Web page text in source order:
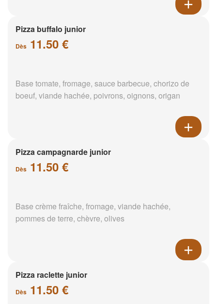
Pizza buffalo junior
Dès 11.50 €
Base tomate, fromage, sauce barbecue, chorizo de
boeuf, viande hachée, poivrons, oignons, origan
Pizza campagnarde junior
Dès 11.50 €
Base crème fraîche, fromage, viande hachée,
pommes de terre, chèvre, olives
Pizza raclette junior
Dès 11.50 €